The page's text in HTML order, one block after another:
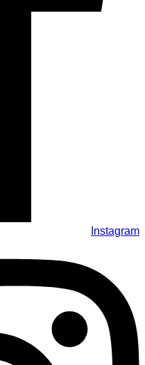
Instagram